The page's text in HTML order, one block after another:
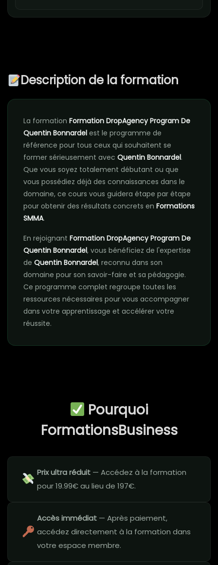
Description de la formation
La formation Formation DropAgency Program De
Quentin Bonnardel est le programme de
référence pour tous ceux qui souhaitent se
former sérieusement avec Quentin Bonnardel.
Que vous soyez totalement débutant ou que
vous possédiez déjà des connaissances dans le
domaine, ce cours vous guidera étape par étape
pour obtenir des résultats concrets en Formations
SMMA.
En rejoignant Formation DropAgency Program De
Quentin Bonnardel, vous bénéficiez de l'expertise
de Quentin Bonnardel, reconnu dans son
domaine pour son savoir-faire et sa pédagogie.
Ce programme complet regroupe toutes les
ressources nécessaires pour vous accompagner
dans votre apprentissage et accélérer votre
réussite.
Pourquoi
FormationsBusiness
Prix ultra réduit — Accédez à la formation
pour 19.99€ au lieu de 197€.
Accès immédiat — Après paiement,
accédez directement à la formation dans
votre espace membre.